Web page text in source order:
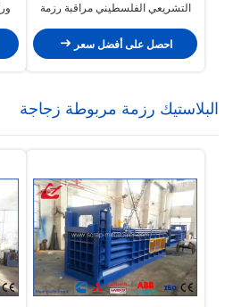
التشريعي الفلسطيني مراقبة رزمة
آلة 125 طن
احصل على أفضل سعر
البلاستيك رزمة مربوطة زجاجة